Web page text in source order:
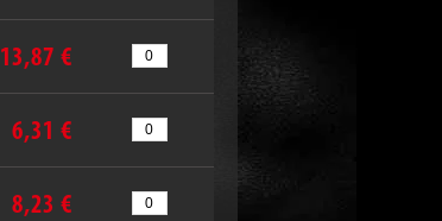
13,87 €
6,31 €
8,23 €